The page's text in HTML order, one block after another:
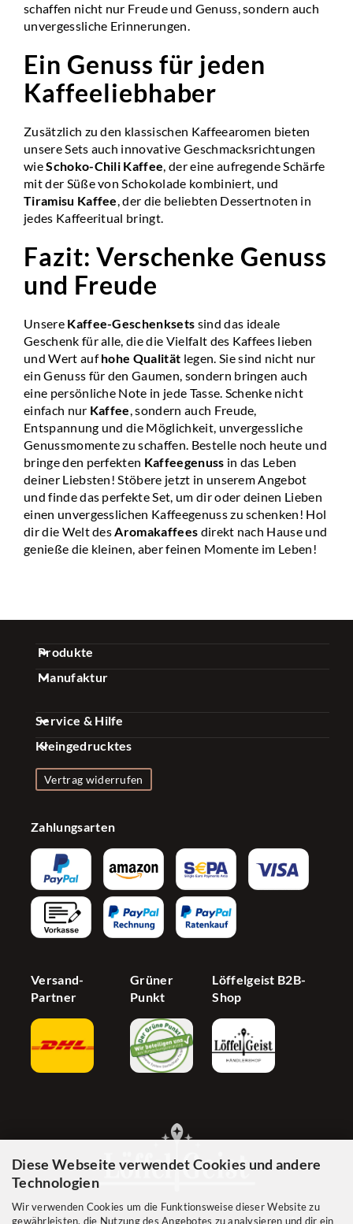
Diese Webseite verwendet Cookies und andere
Technologien
Wir verwenden Cookies um die Funktionsweise dieser Website zu
gewährleisten, die Nutzung des Angebotes zu analysieren und dir ein
schaffen nicht nur Freude und Genuss, sondern auch
unvergessliche Erinnerungen.
Ein Genuss für jeden
Kaffeeliebhaber
Zusätzlich zu den klassischen Kaffeearomen bieten
unsere Sets auch innovative Geschmacksrichtungen
wieSchoko-Chili Kaffee, der eine aufregende Schärfe
mit der Süße von Schokolade kombiniert, und
Tiramisu Kaffee, der die beliebten Dessertnoten in
jedes Kaffeeritual bringt.
Fazit: Verschenke Genuss
und Freude
Unsere Kaffee-Geschenksets sind das ideale
Geschenk für alle, die die Vielfalt des Kaffees lieben
und Wert aufhohe Qualität legen. Sie sind nicht nur
ein Genuss für den Gaumen, sondern bringen auch
eine persönliche Note in jede Tasse. Schenke nicht
einfach nur Kaffee, sondern auch Freude,
Entspannung und die Möglichkeit, unvergessliche
Genussmomente zu schaffen. Bestelle noch heute und
bringe den perfekten Kaffeegenuss in das Leben
deiner Liebsten! Stöbere jetzt in unserem Angebot
und finde das perfekte Set, um dir oder deinen Lieben
einen unvergesslichen Kaffeegenuss zu schenken! Hol
dir die Welt desAromakaffees direkt nach Hause und
genieße die kleinen, aber feinen Momente im Leben!
Produkte
Gewürz Sets
Kaffee Sets
Essig & Öl Sets
Zubehör
Manufaktur
Qualität
Presse
Partnerprogramm
Service & Hilfe
FAQ
Kontakt
Bonusprogramm
Newsletter
Jetzt Händer werden
Kleingedrucktes
Impressum
Widerrufsrecht
AGB
Barrierefreiheit
Cookie Einstellungen
Vertrag widerrufen
Zahlungsarten
Versand-
Partner
Grüner
Punkt
Löffelgeist B2B-
Shop